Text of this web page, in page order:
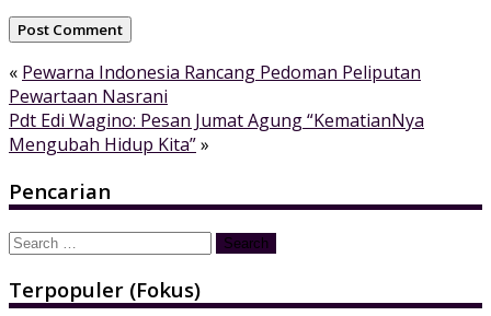
« Pewarna Indonesia Rancang Pedoman Peliputan
Pewartaan Nasrani
Pdt Edi Wagino: Pesan Jumat Agung “KematianNya
Mengubah Hidup Kita”»
Pencarian
Search
Terpopuler (Fokus)